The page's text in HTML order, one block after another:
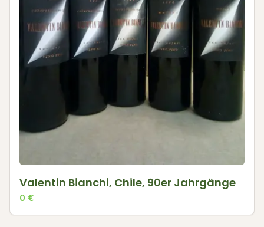
Valentin Bianchi, Chile, 90er Jahrgänge
0 €